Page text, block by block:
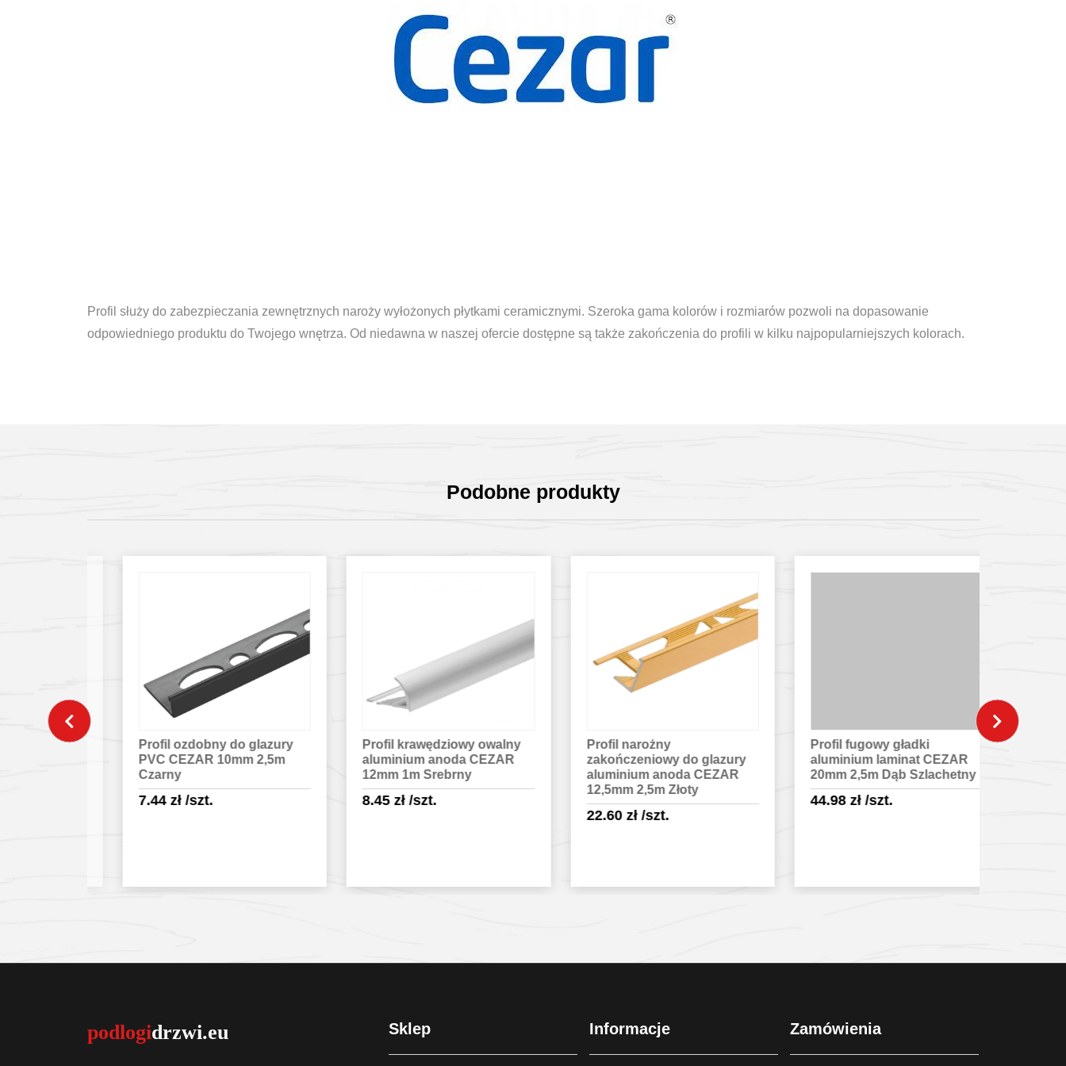
Profil służy do zabezpieczania zewnętrznych naroży wyłożonych płytkami ceramicznymi. Szeroka gama kolorów i rozmiarów pozwoli na dopasowanie
odpowiedniego produktu do Twojego wnętrza. Od niedawna w naszej ofercie dostępne są także zakończenia do profili w kilku najpopularniejszych kolorach.
Podobne produkty
Profil ozdobny do glazury
PVC CEZAR 10mm 2,5m
Czarny
7.44zł/szt.
Profil krawędziowy owalny
aluminium anoda CEZAR
12mm 1m Srebrny
8.45zł/szt.
Profil narożny
zakończeniowy do glazury
aluminium anoda CEZAR
12,5mm 2,5m Złoty
22.60zł/szt.
Profil fugowy gładki
aluminium laminat CEZAR
20mm 2,5m Dąb Szlachetny
44.98zł/szt.
Profil
Sklep Informacje Zamówienia